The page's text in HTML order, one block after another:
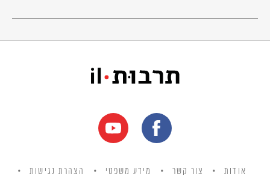
אודות צור קשר מידע משפטי הצהרת נגישות